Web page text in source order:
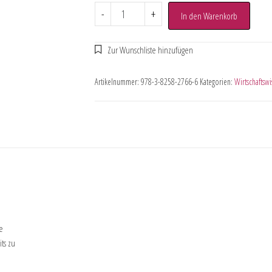
- + In den Warenkorb
Artikelnummer: 978-3-8258-2766-6 Kategorien:
zu